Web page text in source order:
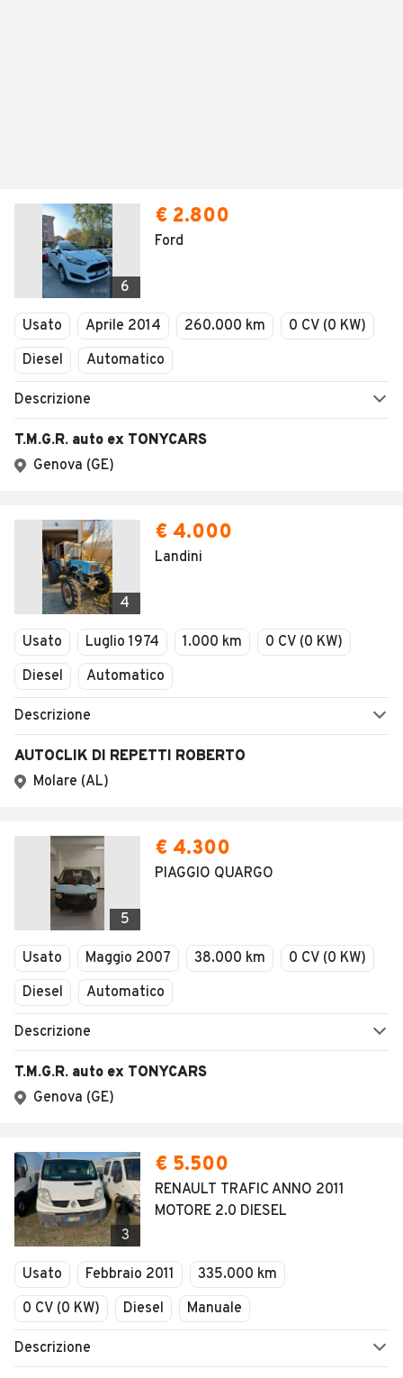
6
€ 2.800
Ford
Usato Aprile 2014 260.000 km
0 CV (0 KW)
Diesel
Automatico
Descrizione
T.M.G.R. auto ex TONYCARS
Genova (GE)
4
€ 4.000
Landini
Usato Luglio 1974 1.000 km
0 CV (0 KW)
Diesel
Automatico
Descrizione
AUTOCLIK DI REPETTI ROBERTO
Molare (AL)
5
€ 4.300
PIAGGIO QUARGO
Usato Maggio 2007 38.000 km
0 CV (0 KW)
Diesel
Automatico
Descrizione
T.M.G.R. auto ex TONYCARS
Genova (GE)
3
€ 5.500
RENAULT TRAFIC ANNO 2011
MOTORE 2.0 DIESEL
Usato Febbraio 2011
335.000 km
0 CV (0 KW)
Diesel Manuale
Descrizione